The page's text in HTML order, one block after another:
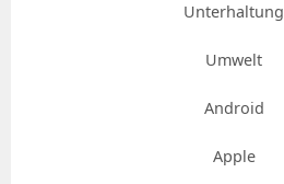
Unterhaltung
Umwelt
Android
Apple